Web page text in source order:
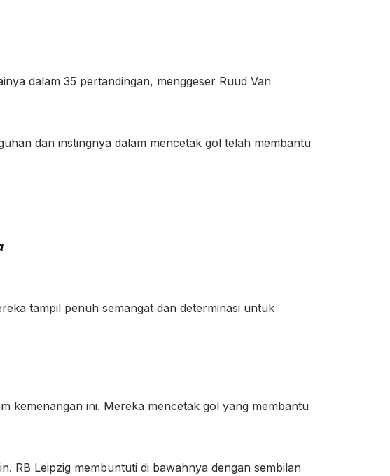
dalam 35 pertandingan, menggeser Ruud Van
dan instingnya dalam mencetak gol telah membantu
tampil penuh semangat dan determinasi untuk
kemenangan ini. Mereka mencetak gol yang membantu
RB Leipzig membuntuti di bawahnya dengan sembilan